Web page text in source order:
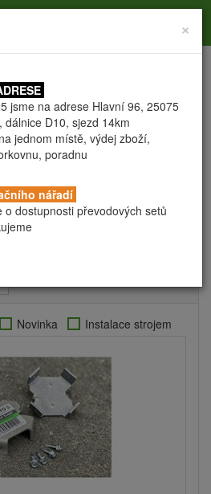
navigation
vrutům
k
Novinka Instalace strojem
×
jsme na adrese Hlavní 96, 25075
dálnice D10, sjezd 14km
jednom místě, výdej zboží,
poradnu
nářadí
o dostupnosti převodových setů